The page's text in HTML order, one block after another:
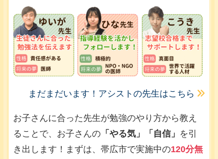
まだまだいます！アシストの先生はこちら
お子さんに合った先生が勉強のやり方から教え
ることで、お子さんの「やる気」「自信」 を引
き出します！まずは、帯広市で実施中の120分無